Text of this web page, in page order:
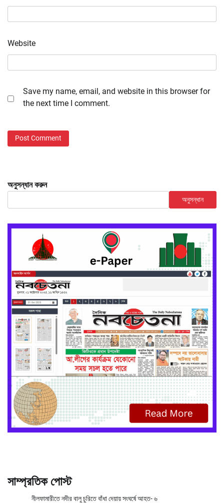
Website
Save my name, email, and website in this browser for
the next time I comment.
অনুসন্ধান করুন
অনুসন্ধান
সাম্প্রতিক পোস্ট
নীলফামারীতে নদীর বালু চুরিতে বাঁধা দেয়ায় সংঘর্ষে আহত- ৬